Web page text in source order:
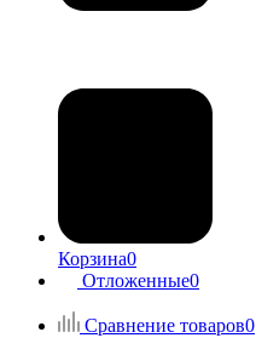
Корзина0
Отложенные0
Сравнение товаров0